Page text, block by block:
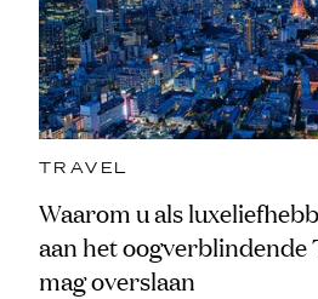
TRAVEL
Waarom u als
aan het oogverblindende
mag overslaan